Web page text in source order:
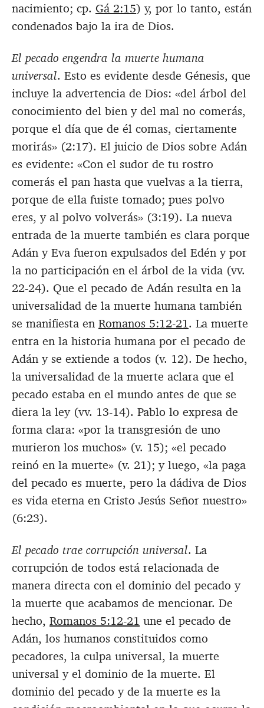
nacimiento; cp. Gá 2:15) y, por lo tanto, están
condenados bajo la ira de Dios.
El pecado engendra la muerte humana
universal. Esto es evidente desde Génesis, que
incluye la advertencia de Dios: «del árbol del
conocimiento del bien y del mal no comerás,
porque el día que de él comas, ciertamente
morirás» (2:17). El juicio de Dios sobre Adán
es evidente: «Con el sudor de tu rostro
comerás el pan hasta que vuelvas a la tierra,
porque de ella fuiste tomado; pues polvo
eres, y al polvo volverás» (3:19). La nueva
entrada de la muerte también es clara porque
Adán y Eva fueron expulsados del Edén y por
la no participación en el árbol de la vida (vv.
22-24). Que el pecado de Adán resulta en la
universalidad de la muerte humana también
se manifiesta en Romanos 5:12-21. La muerte
entra en la historia humana por el pecado de
Adán y se extiende a todos (v. 12). De hecho,
la universalidad de la muerte aclara que el
pecado estaba en el mundo antes de que se
diera la ley (vv. 13-14). Pablo lo expresa de
forma clara: «por la transgresión de uno
murieron los muchos» (v. 15); «el pecado
reinó en la muerte» (v. 21); y luego, «la paga
del pecado es muerte, pero la dádiva de Dios
es vida eterna en Cristo Jesús Señor nuestro»
(6:23).
El pecado trae corrupción universal. La
corrupción de todos está relacionada de
manera directa con el dominio del pecado y
la muerte que acabamos de mencionar. De
hecho, Romanos 5:12-21 une el pecado de
Adán, los humanos constituidos como
pecadores, la culpa universal, la muerte
universal y el dominio de la muerte. El
dominio del pecado y de la muerte es la